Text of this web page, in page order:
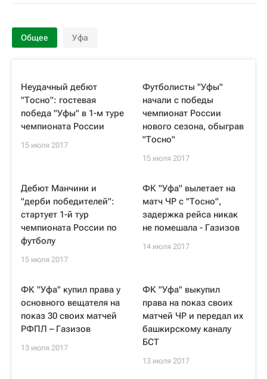
Общее Уфа
Неудачный дебют
"Тосно": гостевая
победа "Уфы" в 1-м туре
чемпионата России
15 июля 2017
Футболисты "Уфы"
начали с победы
чемпионат России
нового сезона, обыграв
"Тосно"
15 июля 2017
Дебют Манчини и
"дерби победителей":
стартует 1-й тур
чемпионата России по
футболу
15 июля 2017
ФК "Уфа" вылетает на
матч ЧР с "Тосно",
задержка рейса никак
не помешала - Газизов
14 июля 2017
ФК "Уфа" купил права у
основного вещателя на
показ 30 своих матчей
РФПЛ – Газизов
13 июля 2017
ФК "Уфа" выкупил
права на показ своих
матчей ЧР и передал их
башкирскому каналу
БСТ
13 июля 2017